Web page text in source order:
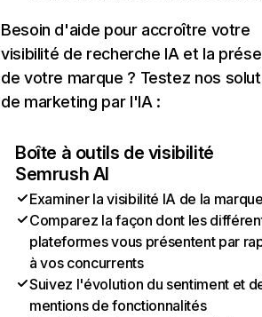
Besoin d'aide pour accroître votre
visibilité de recherche IA et la
de votre marque ? Testez nos
de marketing par l'IA :
Boîte à outils de visibilité
Semrush AI
Examiner la visibilité IA de la
Comparez la façon dont les
plateformes vous présentent par
à vos concurrents
Suivez l'évolution du sentiment et
mentions de fonctionnalités